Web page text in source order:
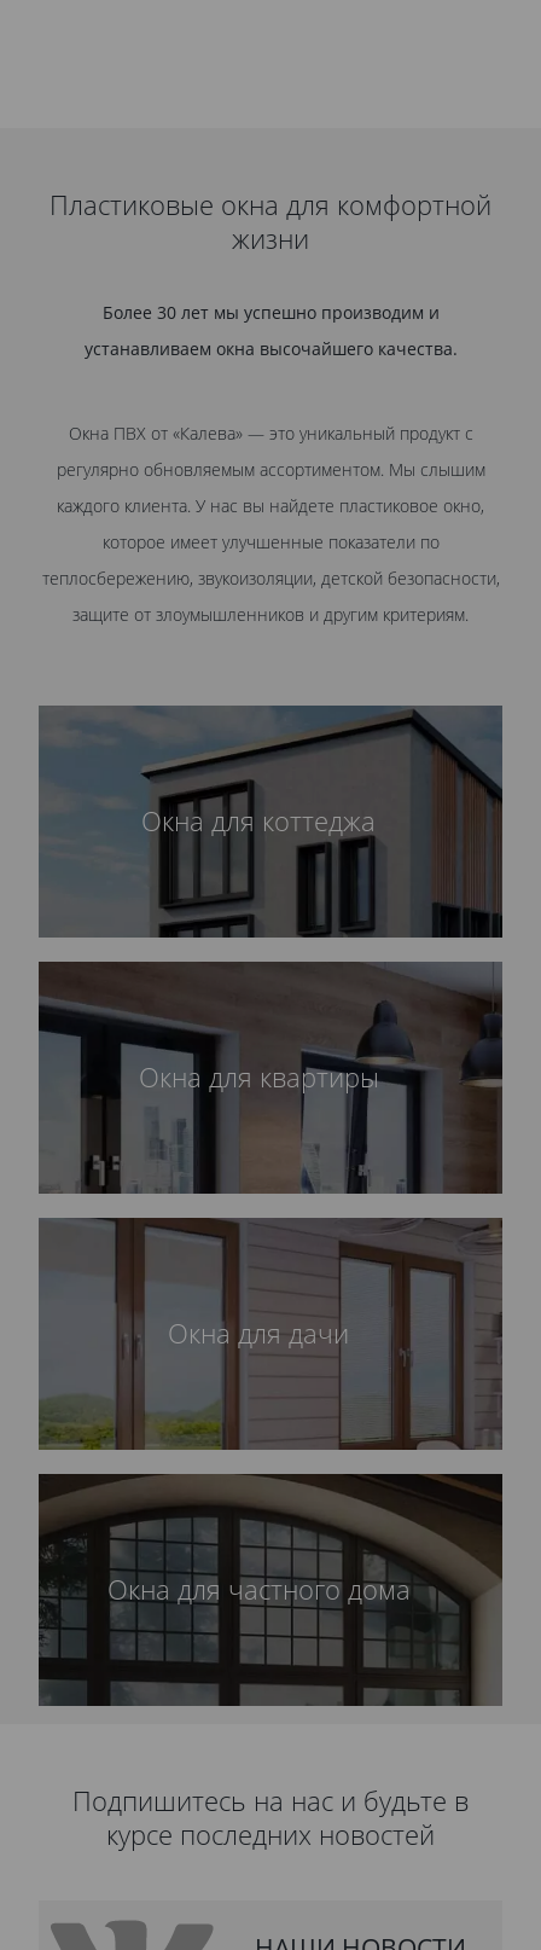
Пластиковые окна для комфортной
жизни
Более 30 лет мы успешно производим и
устанавливаем окна высочайшего качества.
Окна ПВХ от «Калева» — это уникальный продукт с
регулярно обновляемым ассортиментом. Мы слышим
каждого клиента. У нас вы найдете пластиковое окно,
которое имеет улучшенные показатели по
теплосбережению, звукоизоляции, детской безопасности,
защите от злоумышленников и другим критериям.
Окна для коттеджа
Окна для квартиры
Окна для дачи
Окна для частного дома
Подпишитесь на нас и будьте в
курсе последних новостей